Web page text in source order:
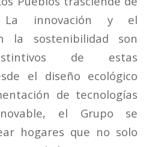
La innovación y el
la sostenibilidad son
de estas
el diseño ecológico
de tecnologías
el Grupo se
hogares que no solo